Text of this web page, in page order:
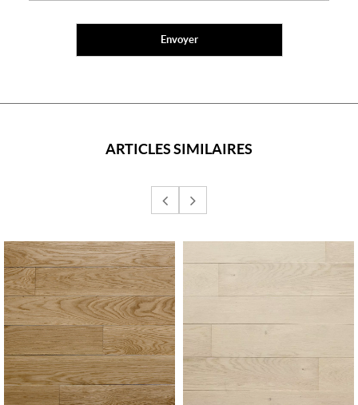
ARTICLES SIMILAIRES